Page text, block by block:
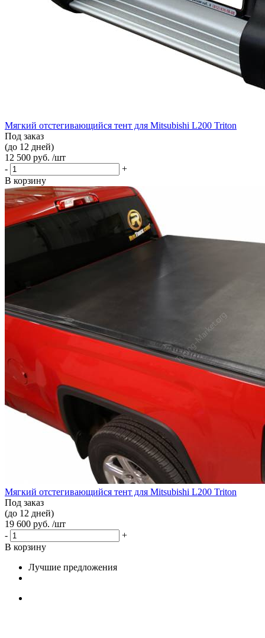
Мягкий отстегивающийся тент для Mitsubishi L200 Triton
Под заказ
(до 12 дней)
12 500 руб. /шт
-
+
В корзину
Мягкий отстегивающийся тент для Mitsubishi L200 Triton
Под заказ
(до 12 дней)
19 600 руб. /шт
-
+
В корзину
Лучшие предложения